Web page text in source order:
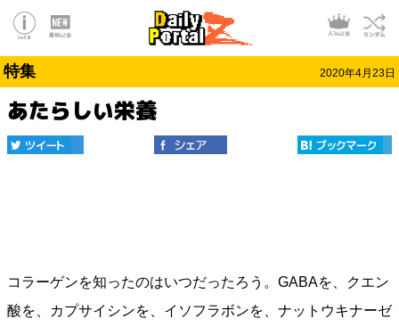
特集 2020年4月23日
あたらしい栄養
コラーゲンを知ったのはいつだったろう。GABAを、クエン
酸を、カプサイシンを、イソフラボンを、ナットウキナーゼ